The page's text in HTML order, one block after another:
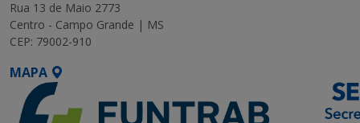
Rua 13 de Maio 2773
Centro - Campo Grande | MS
CEP: 79002-910
MAPA